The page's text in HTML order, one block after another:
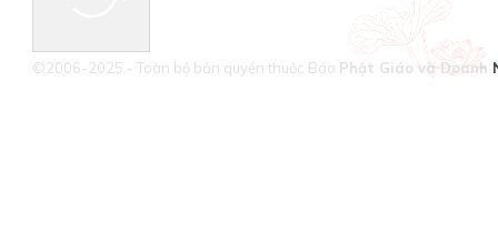
©2006-2025 - Toàn bộ bản quyền thuộc Báo Phật Giáo và Doanh